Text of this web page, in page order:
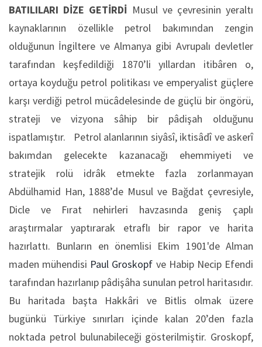
BATILILARI DİZE GETİRDİ Musul ve çevresinin yeraltı
kaynaklarının özellikle petrol bakımından zengin
olduğunun İngiltere ve Almanya gibi Avrupalı devletler
tarafından keşfedildiği 1870’li yıllardan itibâren o,
ortaya koyduğu petrol politikası ve emperyalist güçlere
karşı verdiği petrol mücâdelesinde de güçlü bir öngörü,
strateji ve vizyona sâhip bir pâdişah olduğunu
ispatlamıştır. Petrol alanlarının siyâsî, iktisâdî ve askerî
bakımdan gelecekte kazanacağı ehemmiyeti ve
stratejik rolü idrâk etmekte fazla zorlanmayan
Abdülhamid Han, 1888’de Musul ve Bağdat çevresiyle,
Dicle ve Fırat nehirleri havzasında geniş çaplı
araştırmalar yaptırarak etraflı bir rapor ve harita
hazırlattı. Bunların en önemlisi Ekim 1901'de Alman
maden mühendisi Paul Groskopf ve Habip Necip Efendi
tarafından hazırlanıp pâdişâha sunulan petrol haritasıdır.
Bu haritada başta Hakkâri ve Bitlis olmak üzere
bugünkü Türkiye sınırları içinde kalan 20’den fazla
noktada petrol bulunabileceği gösterilmiştir. Groskopf,